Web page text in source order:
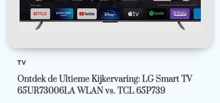
TV
Ontdek de Ultieme Kijkervaring: LG Smart TV
65UR73006LA WLAN vs. TCL 65P739